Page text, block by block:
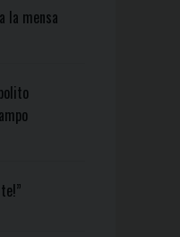
la mensa